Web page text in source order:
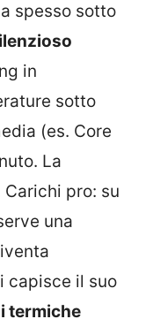
spesso sotto
in
sotto
(es. Core
La
pro: su
una
capisce il suo
termiche